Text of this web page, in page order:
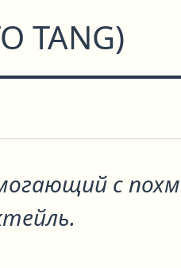
TANG)
с